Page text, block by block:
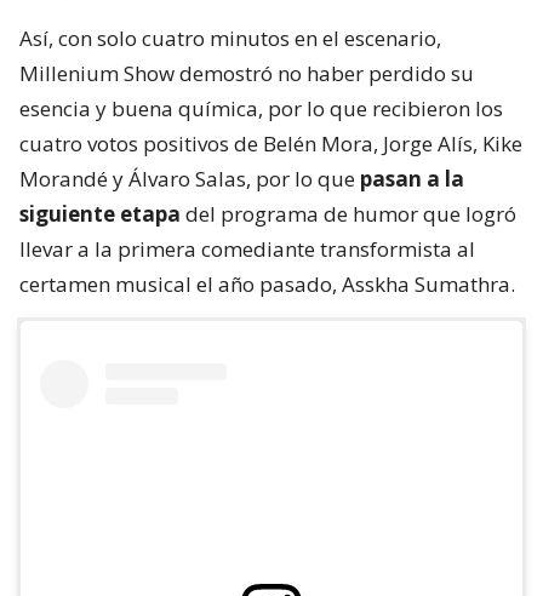
Así, con solo cuatro minutos en el escenario,
Millenium Show demostró no haber perdido su
esencia y buena química, por lo que recibieron los
cuatro votos positivos de Belén Mora, Jorge Alís, Kike
Morandé y Álvaro Salas, por lo que pasan a la
siguiente etapa del programa de humor que logró
llevar a la primera comediante transformista al
certamen musical el año pasado, Asskha Sumathra.